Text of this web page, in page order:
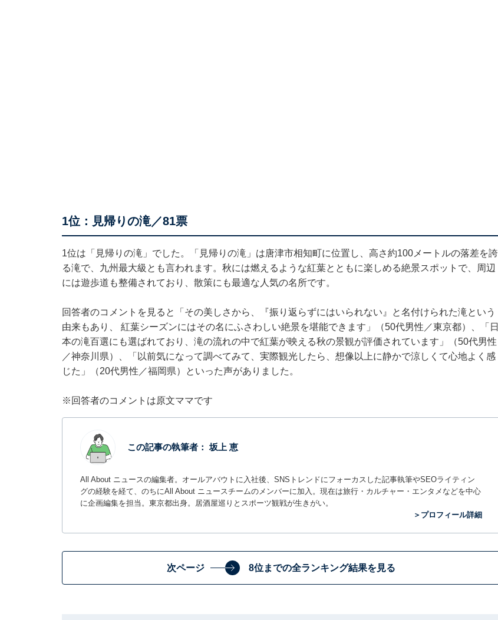
1位：見帰りの滝／81票
1位は「見帰りの滝」でした。「見帰りの滝」は唐津市相知町に位置し、高さ約100メートルの落差を誇
る滝で、九州最大級とも言われます。秋には燃えるような紅葉とともに楽しめる絶景スポットで、周辺
には遊歩道も整備されており、散策にも最適な人気の名所です。
回答者のコメントを見ると「その美しさから、『振り返らずにはいられない』と名付けられた滝という
由来もあり、 紅葉シーズンにはその名にふさわしい絶景を堪能できます」（50代男性／東京都）、「日
本の滝百選にも選ばれており、滝の流れの中で紅葉が映える秋の景観が評価されています」（50代男性
／神奈川県）、「以前気になって調べてみて、実際観光したら、想像以上に静かで涼しくて心地よく感
じた」（20代男性／福岡県）といった声がありました。
※回答者のコメントは原文ママです
この記事の執筆者： 坂上 恵
All About ニュースの編集者。オールアバウトに入社後、SNSトレンドにフォーカスした記事執筆やSEOライティン
グの経験を経て、のちにAll About ニュースチームのメンバーに加入。現在は旅行・カルチャー・エンタメなどを中心
に企画編集を担当。東京都出身。居酒屋巡りとスポーツ観戦が生きがい。
＞プロフィール詳細
次ページ 8位までの全ランキング結果を見る